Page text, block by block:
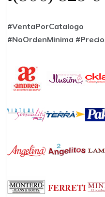
#VentaPorCatalogo
#NoOrdenMinima